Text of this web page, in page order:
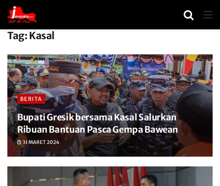
Tag: Kasal
BERITA
Bupati Gresik bersama Kasal Salurkan
Ribuan Bantuan Pasca Gempa Bawean
31 MARET 2024